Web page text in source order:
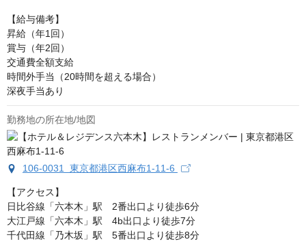
【給与備考】
昇給（年1回）
賞与（年2回）
交通費全額支給
時間外手当（20時間を超える場合）
深夜手当あり
勤務地の所在地/地図
106-0031 東京都港区西麻布1-11-6
【アクセス】
日比谷線「六本木」駅　2番出口より徒歩6分
大江戸線「六本木」駅　4b出口より徒歩7分
千代田線「乃木坂」駅　5番出口より徒歩8分